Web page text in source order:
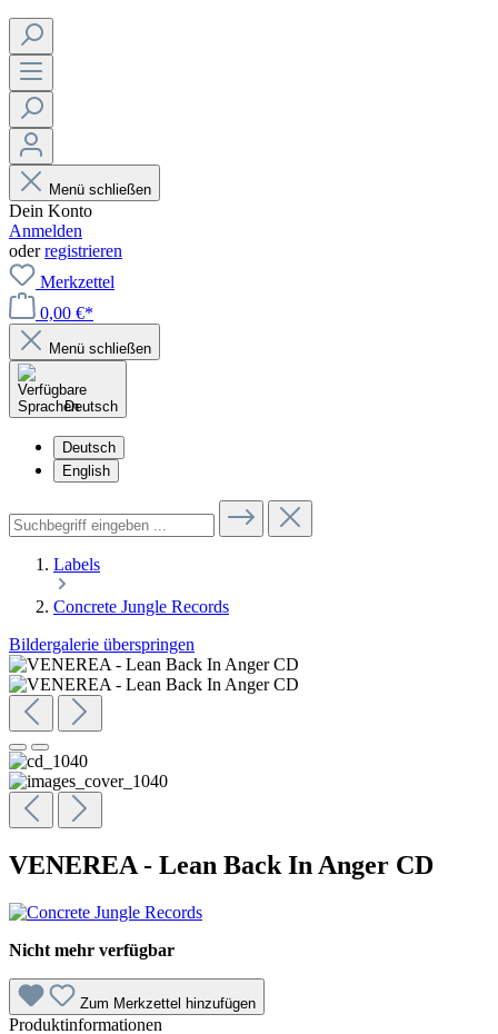
Menü schließen
Dein Konto
Anmelden
oderregistrieren
Merkzettel
0,00 €*
Menü schließen
Deutsch
Deutsch
English
Labels
Concrete Jungle Records
Bildergalerie überspringen
VENEREA - Lean Back In Anger CD
Nicht mehr verfügbar
Zum Merkzettel hinzufügen
Produktinformationen